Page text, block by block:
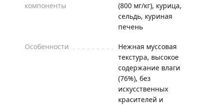
компоненты
(800 мг/кг), курица,
сельдь, куриная
печень
Особенности
Нежная муссовая
текстура, высокое
содержание влаги
(76%), без
искусственных
красителей и